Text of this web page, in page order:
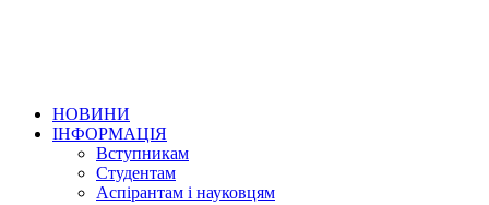
НОВИНИ
ІНФОРМАЦІЯ
Вступникам
Студентам
Аспірантам і науковцям